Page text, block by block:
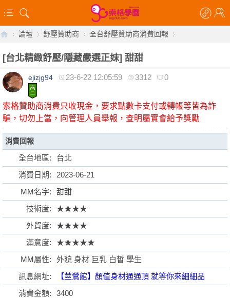
【
格
»
論壇
›
舒壓贊助商
›
全台舒壓贊助商消費回報
[台北精緻舒壓/隱藏嚴選正妹] 甜甜
ejizjg94 23-6-22 12:05:59 3312 0
索格贊助商消費只收現金，要求點數卡支付或轉帳等皆為詐
騙，切勿上當，向管理人員舉報，查明屬實會給予獎勵
消費回報
全台地區:
台北
消費日期:
2023-06-21
MM名字:
甜甜
技術度:
★★★★
外貿度:
★★★★
滿意度:
★★★★★
MM屬性:
外貌 身材 巨乳 白皙 學生
訊息網址:
【莖鶯館】顏值身材通通頂 就等你來細細品
消費金額:
3400